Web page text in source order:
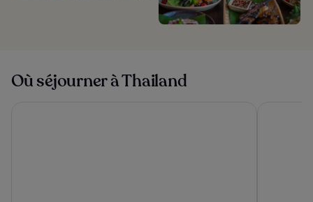
Où séjourner à Thailand